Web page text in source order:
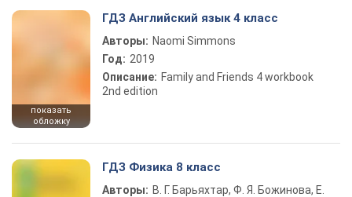
показать
обложку
ГДЗ Английский язык 4 класс
Авторы: Naomi Simmons
Год: 2019
Описание: Family and Friends 4 workbook
2nd edition
ГДЗ Физика 8 класс
Авторы: В. Г. Барьяхтар, Ф. Я. Божинова, Е.